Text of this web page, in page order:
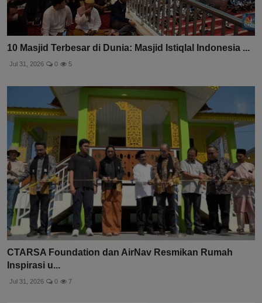
10 Masjid Terbesar di Dunia: Masjid Istiqlal Indonesia ...
Jul 31, 2026 0 5
CTARSA Foundation dan AirNav Resmikan Rumah
Inspirasi u...
Jul 31, 2026 0 7